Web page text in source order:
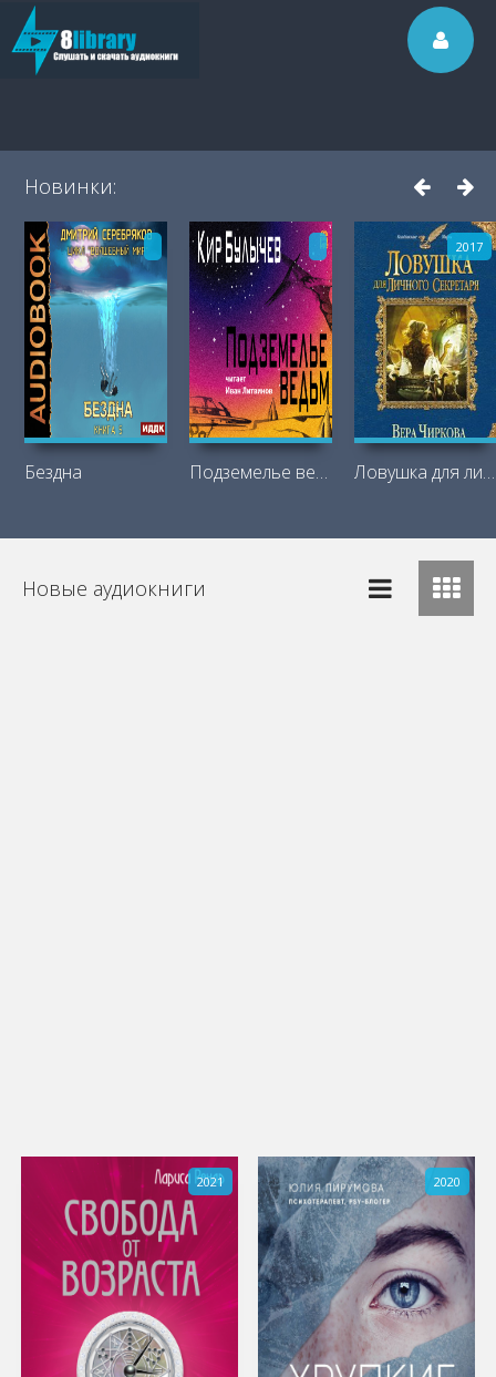
Новинки:
Бездна Подземелье ведьм
2017
Ловушка для личного секретаря
Новые аудиокниги
2021 2020